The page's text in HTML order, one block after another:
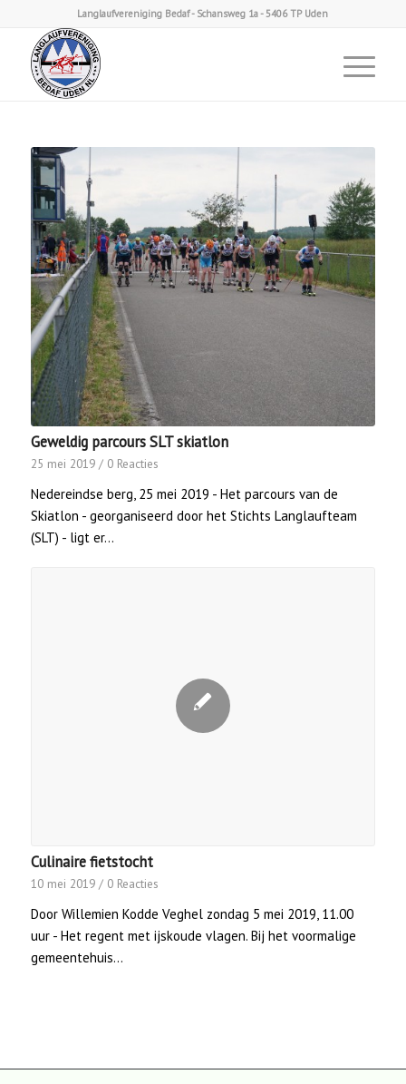
Langlaufvereniging Bedaf - Schansweg 1a - 5406 TP Uden
Geweldig parcours SLT skiatlon
25 mei 2019 / 0 Reacties
Nedereindse berg, 25 mei 2019 - Het parcours van de
Skiatlon - georganiseerd door het Stichts Langlaufteam
(SLT) - ligt er…
Culinaire fietstocht
10 mei 2019 / 0 Reacties
Door Willemien Kodde Veghel zondag 5 mei 2019, 11.00
uur - Het regent met ijskoude vlagen. Bij het voormalige
gemeentehuis…